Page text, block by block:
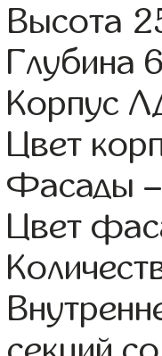
Высота
Глубина
Корпус
Цвет
Фасады
Цвет